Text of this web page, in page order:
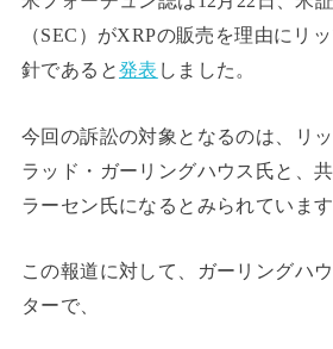
（SEC）がXRPの販売を理由にリ
針であると発表 しました。
今回の訴訟の対象となるのは、リ
ラッド・ガーリングハウス氏と、
ラーセン氏になるとみられています
この報道に対して、ガーリングハ
ターで、